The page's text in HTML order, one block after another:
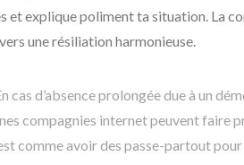
et explique poliment ta situation. La
une résiliation harmonieuse.
cas d’absence prolongée due à un
compagnies internet peuvent faire
comme avoir des passe-partout